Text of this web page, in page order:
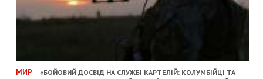
МИР
«БОЙОВИЙ ДОСВІД НА СЛУЖБІ КАРТЕЛІЙ: КОЛУМБІЙЦІ ТА